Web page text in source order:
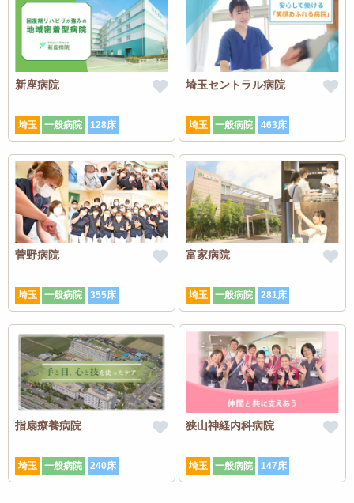
新座病院
埼玉 一般病院 128床
埼玉セントラル病院
埼玉 一般病院 463床
菅野病院
埼玉 一般病院 355床
富家病院
埼玉 一般病院 281床
指扇療養病院
埼玉 一般病院 240床
狭山神経内科病院
埼玉 一般病院 147床